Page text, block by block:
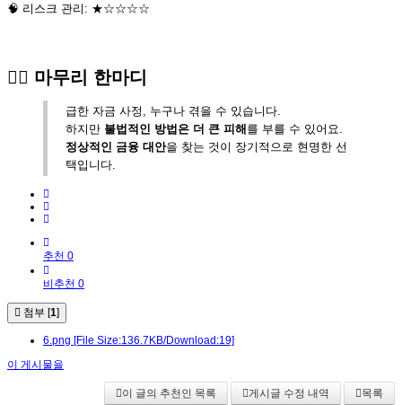
🧠 리스크 관리: ★☆☆☆☆
🙋‍♂️ 마무리 한마디
급한 자금 사정, 누구나 겪을 수 있습니다.
하지만 불법적인 방법은 더 큰 피해 를 부를 수 있어요.
정상적인 금융 대안을 찾는 것이 장기적으로 현명한 선
택입니다.
추천 0
비추천 0
첨부 [1]
6.png [File Size:136.7KB/Download:19]
이 게시물을
이 글의 추천인 목록 게시글 수정 내역 목록